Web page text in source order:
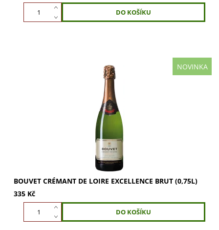
NOVINKA
Bouvet Crémant de Loire Excellence Brut: zlatavá barva s
ovocným buketem medového melounu a hrušek. Jemná
chuť s citrusy a květinovými tóny....
BOUVET CRÉMANT DE LOIRE EXCELLENCE BRUT (0,75L)
335 Kč